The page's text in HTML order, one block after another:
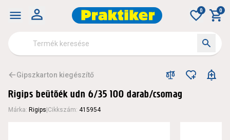
0 0
Gipszkarton kiegészítő
Rigips beütőék udn 6/35 100 darab/csomag
Márka: Rigips Cikkszám: 415954